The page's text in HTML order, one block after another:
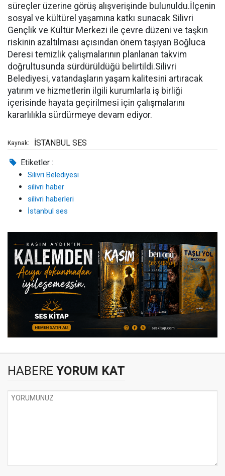
süreçler üzerine görüş alışverişinde bulunuldu.İlçenin
sosyal ve kültürel yaşamına katkı sunacak Silivri
Gençlik ve Kültür Merkezi ile çevre düzeni ve taşkın
riskinin azaltılması açısından önem taşıyan Boğluca
Deresi temizlik çalışmalarının planlanan takvim
doğrultusunda sürdürüldüğü belirtildi.Silivri
Belediyesi, vatandaşların yaşam kalitesini artıracak
yatırım ve hizmetlerin ilgili kurumlarla iş birliği
içerisinde hayata geçirilmesi için çalışmalarını
kararlılıkla sürdürmeye devam ediyor.
Kaynak: İSTANBUL SES
Etiketler :
Silivri Belediyesi
silivri haber
silivri haberleri
İstanbul ses
HABERE YORUM KAT